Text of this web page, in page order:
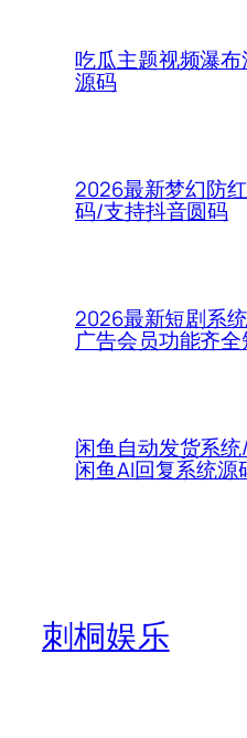
吃瓜主题视频瀑布
源码
2026最新梦幻防
码/支持抖音圆码
2026最新短剧系
广告会员功能齐
闲鱼自动发货系
闲鱼AI回复系统源
刺桐娱乐